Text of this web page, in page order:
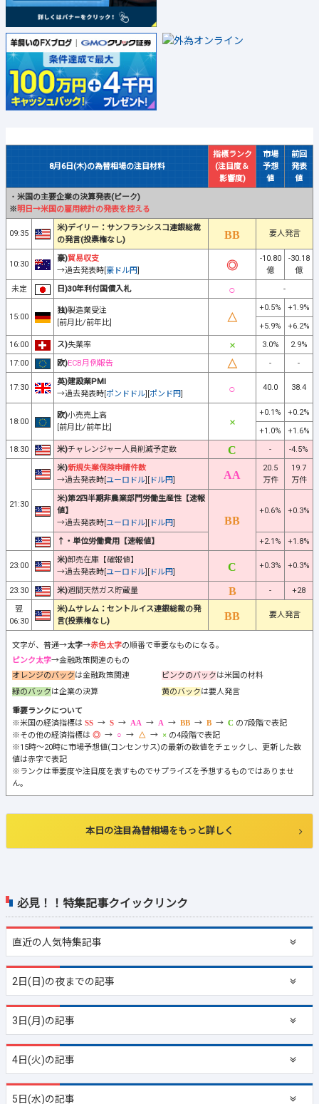
必見！！特集記事クイックリンク
直近の人気特集記事
2日(日)の夜までの記事
3日(月)の記事
4日(火)の記事
5日(水)の記事
8月6日(木)の為替相場の注目材料
指標ランク
(注目度＆
影響度)
市場
予想
値
前回
発表
値
・ 米国の主要企業の決算発表(ピーク)
※明日→米国の雇用統計の発表を控える
09:35
米)デイリー：サンフランシスコ連銀総裁
の発言(投票権なし)
要人発言
10:30
豪)貿易収支
→過去発表時[ 豪ドル円
-10.80
億
-30.18
億
未定
日)30年利付国債入札 -
15:00
独)製造業受注
[前月比/前年比]
+0.5%
+1.9%
+5.9%
+6.2%
16:00
ス)失業率 3.0%
2.9%
17:00
欧)ECB月例報告 - -
17:30
英)建設業PMI
→過去発表時[ ポンドドル ポンド円
40.0 38.4
18:00
欧)小売売上高
[前月比/前年比]
+0.1%
+0.2%
+1.0%
+1.6%
18:30
米)チャレンジャー人員削減予定数 - -4.5%
21:30
米)新規失業保険申請件数
→過去発表時[ ユーロドル ドル円
20.5
万件
19.7
万件
米)第2四半期非農業部門労働生産性【速報
値】
→過去発表時[ ユーロドル ドル円
+0.6% +0.3%
↑・単位労働費用【速報値】 +2.1% +1.8%
23:00
米)卸売在庫【確報値】
→過去発表時[ ユーロドル ドル円
+0.3% +0.3%
23:30 米)週間天然ガス貯蔵量 -
+28
翌
06:30
米)ムサレム：セントルイス連銀総裁の発
言(投票権なし)
要人発言
文字が、普通→太字→赤色太字の順番で重要なものになる。
ピンク太字→金融政策関連のもの
オレンジのバックは金融政策関連 ピンクのバックは米国の材料
緑のバックは企業の決算 黄のバックは要人発言
重要ランクについて
※米国の経済指標は
→ → → → → →
の7段階で表記
※その他の経済指標は
→ → →
の4段階で表記
※15時～20時に市場予想値(コンセンサス)の最新の数値をチェックし、更新した数
値は赤字で表記
※ランクは重要度や注目度を表すものでサプライズを予想するものではありませ
ん。
本日の注目為替相場をもっと詳しく